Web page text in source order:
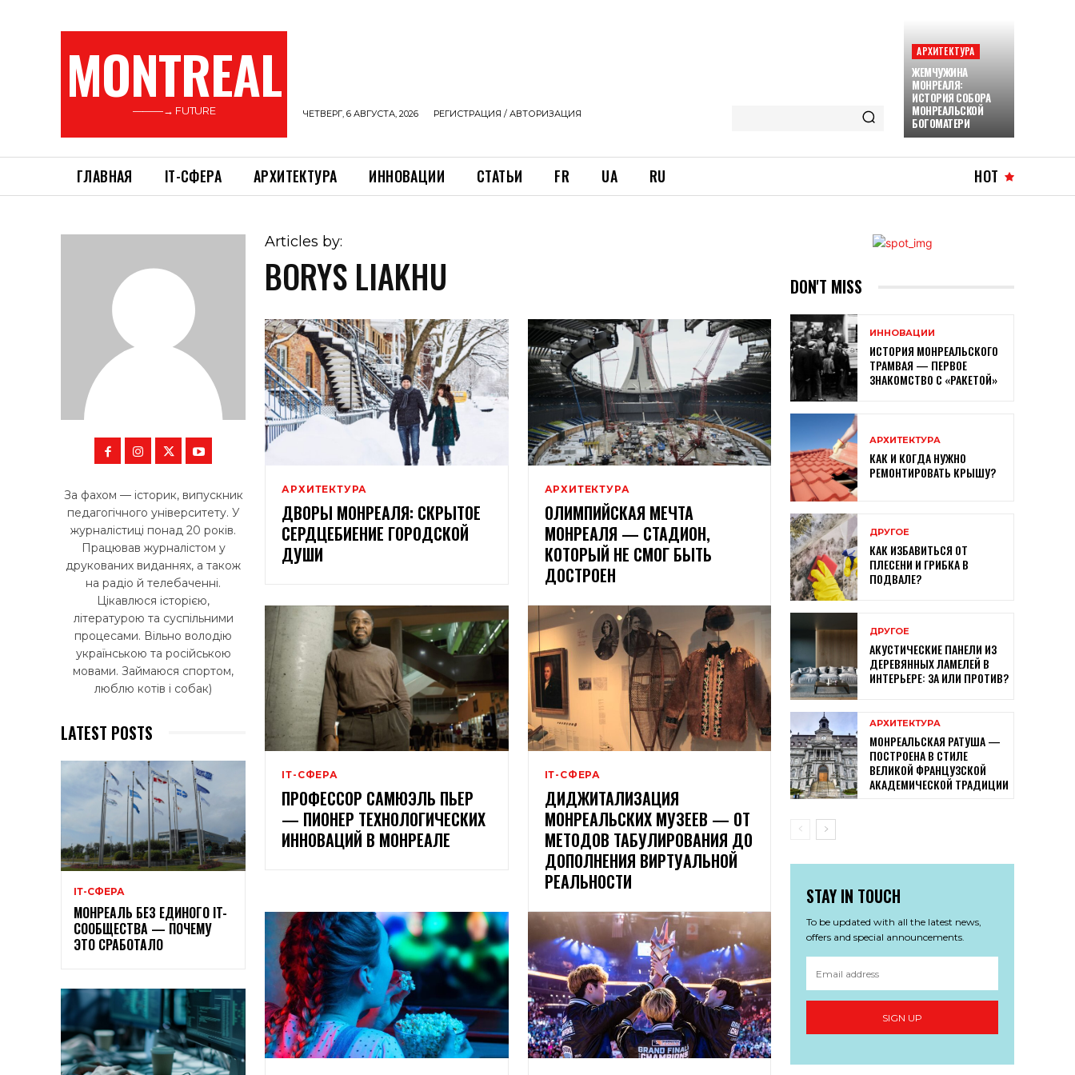
MONTREAL
———→ FUTURE ЧЕТВЕРГ, 6 АВГУСТА, 2026 РЕГИСТРАЦИЯ / АВТОРИЗАЦИЯ
АРХИТЕКТУРА
ЖЕМЧУЖИНА
МОНРЕАЛЯ:
ИСТОРИЯ СОБОРА
МОНРЕАЛЬСКОЙ
БОГОМАТЕРИ
ГЛАВНАЯ ІТ-СФЕРА АРХИТЕКТУРА ИННОВАЦИИ СТАТЬИ FR UA RU HOT
За фахом — історик, випускник
педагогічного університету. У
журналістиці понад 20 років.
Працював журналістом у
друкованих виданнях, а також
на радіо й телебаченні.
Цікавлюся історією,
літературою та суспільними
процесами. Вільно володію
українською та російською
мовами. Займаюся спортом,
люблю котів і собак)
LATEST POSTS
ІТ-СФЕРА
МОНРЕАЛЬ БЕЗ ЕДИНОГО IT-
СООБЩЕСТВА — ПОЧЕМУ
ЭТО СРАБОТАЛО
Articles by:
BORYS LIAKHU
АРХИТЕКТУРА
ДВОРЫ МОНРЕАЛЯ: СКРЫТОЕ
СЕРДЦЕБИЕНИЕ ГОРОДСКОЙ
ДУШИ
АРХИТЕКТУРА
ОЛИМПИЙСКАЯ МЕЧТА
МОНРЕАЛЯ — СТАДИОН,
КОТОРЫЙ НЕ СМОГ БЫТЬ
ДОСТРОЕН
ІТ-СФЕРА
ПРОФЕССОР САМЮЭЛЬ ПЬЕР
— ПИОНЕР ТЕХНОЛОГИЧЕСКИХ
ИННОВАЦИЙ В МОНРЕАЛЕ
ІТ-СФЕРА
ДИДЖИТАЛИЗАЦИЯ
МОНРЕАЛЬСКИХ МУЗЕЕВ — ОТ
МЕТОДОВ ТАБУЛИРОВАНИЯ ДО
ДОПОЛНЕНИЯ ВИРТУАЛЬНОЙ
РЕАЛЬНОСТИ
DON'T MISS
ИННОВАЦИИ
ИСТОРИЯ МОНРЕАЛЬСКОГО
ТРАМВАЯ — ПЕРВОЕ
ЗНАКОМСТВО С «РАКЕТОЙ»
АРХИТЕКТУРА
КАК И КОГДА НУЖНО
РЕМОНТИРОВАТЬ КРЫШУ?
ДРУГОЕ
КАК ИЗБАВИТЬСЯ ОТ
ПЛЕСЕНИ И ГРИБКА В
ПОДВАЛЕ?
ДРУГОЕ
АКУСТИЧЕСКИЕ ПАНЕЛИ ИЗ
ДЕРЕВЯННЫХ ЛАМЕЛЕЙ В
ИНТЕРЬЕРЕ: ЗА ИЛИ ПРОТИВ?
АРХИТЕКТУРА
МОНРЕАЛЬСКАЯ РАТУША —
ПОСТРОЕНА В СТИЛЕ
ВЕЛИКОЙ ФРАНЦУЗСКОЙ
АКАДЕМИЧЕСКОЙ ТРАДИЦИИ
STAY IN TOUCH
To be updated with all the latest news,
offers and special announcements.
SIGN UP